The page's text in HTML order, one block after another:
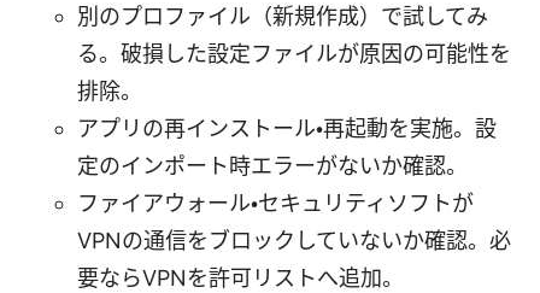
別のプロファイル（新規作成）で試してみ
る。破損した設定ファイルが原因の可能性を
排除。
アプリの再インストール・再起動を実施。設
定のインポート時エラーがないか確認。
ファイアウォール・セキュリティソフトが
VPNの通信をブロックしていないか確認。必
要ならVPNを許可リストへ追加。